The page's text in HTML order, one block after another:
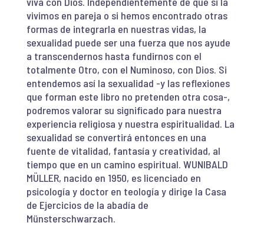
vivimos en pareja o si hemos encontrado otras
formas de integrarla en nuestras vidas, la
sexualidad puede ser una fuerza que nos ayude
a transcendernos hasta fundirnos con el
totalmente Otro, con el Numinoso, con Dios. Si
entendemos así la sexualidad -y las reflexiones
que forman este libro no pretenden otra cosa-,
podremos valorar su significado para nuestra
experiencia religiosa y nuestra espiritualidad. La
sexualidad se convertirá entonces en una
fuente de vitalidad, fantasía y creatividad, al
tiempo que en un camino espiritual. WUNIBALD
MÜLLER, nacido en 1950, es licenciado en
psicología y doctor en teología y dirige la Casa
de Ejercicios de la abadía de
Münsterschwarzach.